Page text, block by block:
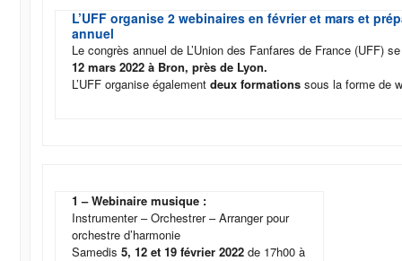
L’UFF organise 2 webinaires en février et mars et
annuel
Le congrès annuel de L’Union des Fanfares de France (UFF)
12 mars 2022 à Bron, près de Lyon.
L’UFF organise égalementdeux formations sous la forme de
1 – Webinaire musique :
Instrumenter – Orchestrer – Arranger pour
orchestre d’harmonie
Samedis5, 12 et 19 février 2022 de 17h00 à